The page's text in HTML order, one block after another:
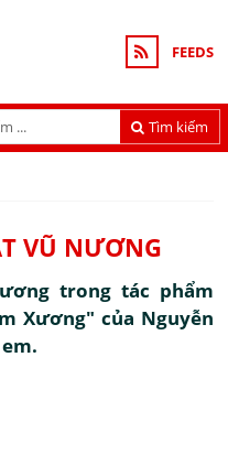
FEEDS
Tìm kiếm
VŨ NƯƠNG
trong tác phẩm
Xương" của Nguyễn